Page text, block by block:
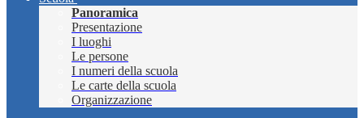
Panoramica
Presentazione
I luoghi
Le persone
I numeri della scuola
Le carte della scuola
Organizzazione